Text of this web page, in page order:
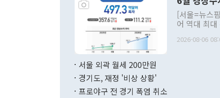
관의 대북
관 부처 장
관의 무리한
다. [정동영 통일부 장관이 지난달 23일 오후 서울 종로구 정부서울청사에
[서울=뉴스
어 역대 최
료=한국은행] 한국은행이 6일 발표한 '2026년 6월 국제수지(잠정)'
2026-08-06
서울 외곽 월세 200만원
경기도, 재정 '비상 상황'
프로야구 전 경기 폭염 취소